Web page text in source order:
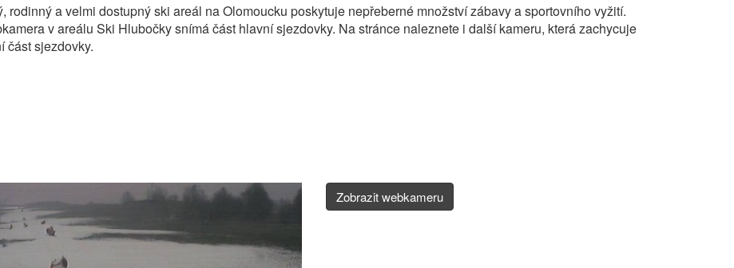
rodinný a velmi dostupný ski areál na Olomoucku poskytuje nepřeberné množství zábavy a sportovního vyžití.
v areálu Ski Hlubočky snímá část hlavní sjezdovky. Na stránce naleznete i další kameru, která zachycuje
část sjezdovky.
Zobrazit webkameru